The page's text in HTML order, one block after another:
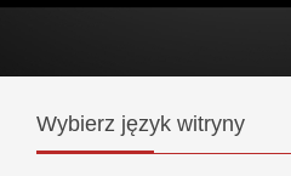
Wybierz język witryny